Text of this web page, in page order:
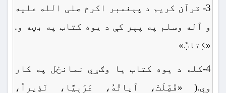
3- قرآن کریم د پېغمبر اکرم صلی الله علیه
و آله وسلم په پېر کې د یوه کتاب په بڼه و.
«کِتابٌ»
4-کله د یوه کتاب یا وګړي نمانځل په کار
وي.( «فُصِّلَتْ، آیاتُهُ، عَرَبِیًّا، نَذِیراً،